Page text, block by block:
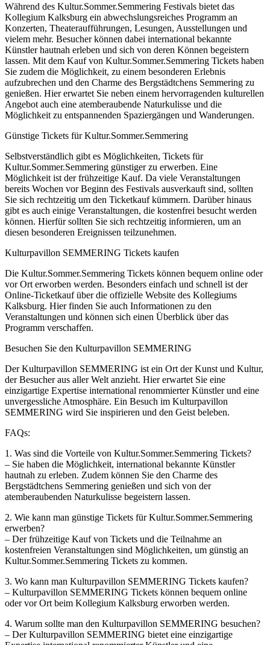
Während des Kultur.Sommer.Semmering Festivals bietet das
Kollegium Kalksburg ein abwechslungsreiches Programm an
Konzerten, Theateraufführungen, Lesungen, Ausstellungen und
vielem mehr. Besucher können dabei international bekannte
Künstler hautnah erleben und sich von deren Können begeistern
lassen. Mit dem Kauf von Kultur.Sommer.Semmering Tickets haben
Sie zudem die Möglichkeit, zu einem besonderen Erlebnis
aufzubrechen und den Charme des Bergstädtchens Semmering zu
genießen. Hier erwartet Sie neben einem hervorragenden kulturellen
Angebot auch eine atemberaubende Naturkulisse und die
Möglichkeit zu entspannenden Spaziergängen und Wanderungen.
Günstige Tickets für Kultur.Sommer.Semmering
Selbstverständlich gibt es Möglichkeiten, Tickets für
Kultur.Sommer.Semmering günstiger zu erwerben. Eine
Möglichkeit ist der frühzeitige Kauf. Da viele Veranstaltungen
bereits Wochen vor Beginn des Festivals ausverkauft sind, sollten
Sie sich rechtzeitig um den Ticketkauf kümmern. Darüber hinaus
gibt es auch einige Veranstaltungen, die kostenfrei besucht werden
können. Hierfür sollten Sie sich rechtzeitig informieren, um an
diesen besonderen Ereignissen teilzunehmen.
Kulturpavillon SEMMERING Tickets kaufen
Die Kultur.Sommer.Semmering Tickets können bequem online oder
vor Ort erworben werden. Besonders einfach und schnell ist der
Online-Ticketkauf über die offizielle Website des Kollegiums
Kalksburg. Hier finden Sie auch Informationen zu den
Veranstaltungen und können sich einen Überblick über das
Programm verschaffen.
Besuchen Sie den Kulturpavillon SEMMERING
Der Kulturpavillon SEMMERING ist ein Ort der Kunst und Kultur,
der Besucher aus aller Welt anzieht. Hier erwartet Sie eine
einzigartige Expertise international renommierter Künstler und eine
unvergessliche Atmosphäre. Ein Besuch im Kulturpavillon
SEMMERING wird Sie inspirieren und den Geist beleben.
FAQs:
1. Was sind die Vorteile von Kultur.Sommer.Semmering Tickets?
– Sie haben die Möglichkeit, international bekannte Künstler
hautnah zu erleben. Zudem können Sie den Charme des
Bergstädtchens Semmering genießen und sich von der
atemberaubenden Naturkulisse begeistern lassen.
2. Wie kann man günstige Tickets für Kultur.Sommer.Semmering
erwerben?
– Der frühzeitige Kauf von Tickets und die Teilnahme an
kostenfreien Veranstaltungen sind Möglichkeiten, um günstig an
Kultur.Sommer.Semmering Tickets zu kommen.
3. Wo kann man Kulturpavillon SEMMERING Tickets kaufen?
– Kulturpavillon SEMMERING Tickets können bequem online
oder vor Ort beim Kollegium Kalksburg erworben werden.
4. Warum sollte man den Kulturpavillon SEMMERING besuchen?
– Der Kulturpavillon SEMMERING bietet eine einzigartige